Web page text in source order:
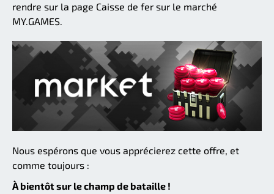
rendre sur la page Caisse de fer sur le marché
MY.GAMES.
Nous espérons que vous apprécierez cette offre, et
comme toujours :
À bientôt sur le champ de bataille !